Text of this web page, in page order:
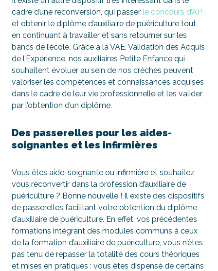
cadre d’une reconversion, qui passer le concours d’AP
et obtenir le diplôme d’auxiliaire de puériculture tout
en continuant à travailler et sans retourner sur les
bancs de l’école. Grâce à la VAE, Validation des Acquis
de l’Expérience, nos auxiliaires Petite Enfance qui
souhaitent évoluer au sein de nos crèches peuvent
valoriser les compétences et connaissances acquises
dans le cadre de leur vie professionnelle et les valider
par l’obtention d’un diplôme.
Des passerelles pour les aides-
soignantes et les infirmières
Vous êtes aide-soignante ou infirmière et souhaitez
vous reconvertir dans la profession d’auxiliaire de
puériculture ? Bonne nouvelle ! Il existe des dispositifs
de passerelles facilitant votre obtention du diplôme
d’auxiliaire de puériculture. En effet, vos précédentes
formations intégrant des modules communs à ceux
de la formation d’auxiliaire de puériculture, vous n’êtes
pas tenu de repasser la totalité des cours théoriques
et mises en pratiques : vous êtes dispensé de certains